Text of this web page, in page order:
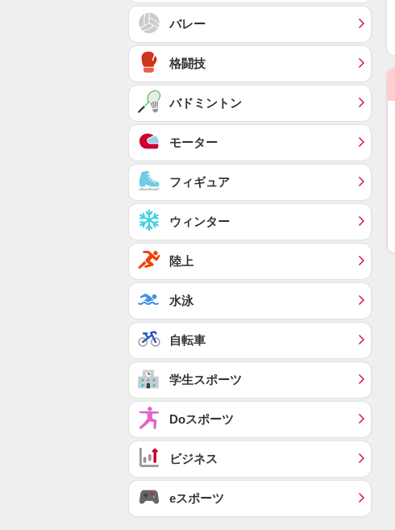
バレー
格闘技
バドミントン
モーター
フィギュア
ウィンター
陸上
水泳
自転車
学生スポーツ
Doスポーツ
ビジネス
eスポーツ